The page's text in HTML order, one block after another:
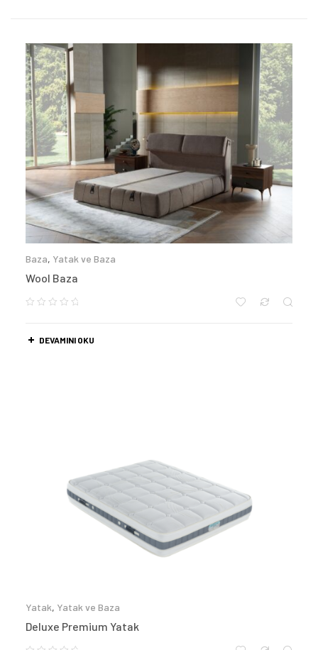
Baza, Yatak ve Baza
Wool Baza
DEVAMINI OKU
Yatak, Yatak ve Baza
Deluxe Premium Yatak